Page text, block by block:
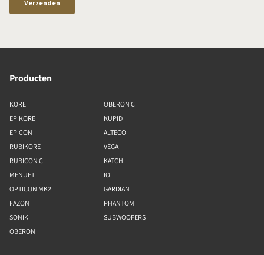
Producten
KORE
EPIKORE
EPICON
RUBIKORE
RUBICON C
MENUET
OPTICON MK2
FAZON
SONIK
OBERON
OBERON C
KUPID
ALTECO
VEGA
KATCH
IO
GARDIAN
PHANTOM
SUBWOOFERS